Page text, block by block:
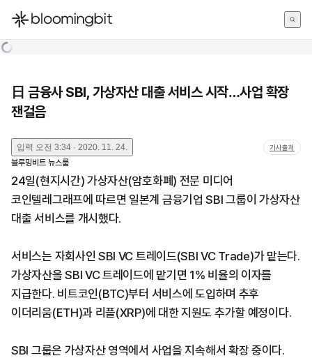
한국어
日 금융사 SBI, 가상자산 대출 서비스 시작…사업 확장
잰걸음
입력 오전 3:34 · 2020. 11. 24. 기사출처
블루밍비트 뉴스룸
24일(현지시간) 가상자산(암호화폐) 전문 미디어
코인텔레그래프에 따르면 일본계 금융기업 SBI 그룹이 가상자산
대출 서비스를 개시했다.
서비스는 자회사인 SBI VC 트레이드(SBI VC Trade)가 맡는다.
가상자산을 SBI VC 트레이드에 맡기면 1% 비율의 이자를
지급한다. 비트코인(BTC)부터 서비스에 도입하며 추후
이더리움(ETH)과 리플(XRP)에 대한 지원도 추가할 예정이다.
SBI 그룹은 가상자산 영역에서 사업을 지속해서 확장 중이다.